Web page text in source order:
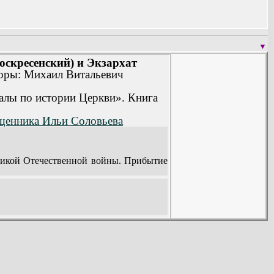
Церковную жизнь в СССР.
▼
и Экзархат
Михаил Витальевич
по истории Церкви». Книга
Ильи Соловьева
Отечественной войны. Прибытие
(34).